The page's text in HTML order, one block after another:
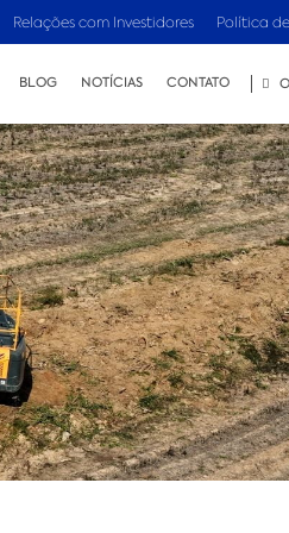
Relações com Investidores Política
BLOG NOTÍCIAS CONTATO